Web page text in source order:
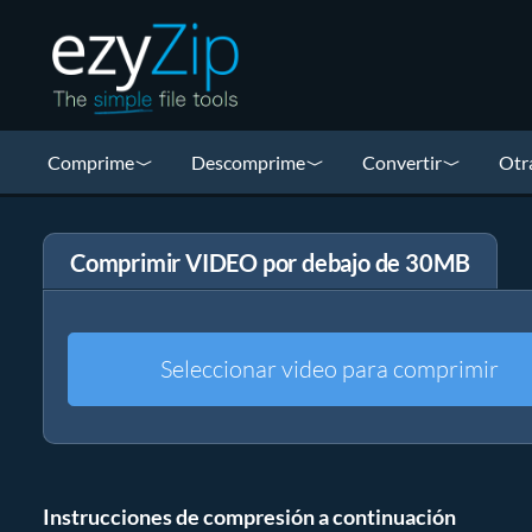
Comprime Descomprime Convertir
Comprimir VIDEO por debajo de 30MB
Seleccionar video para comprimir
Instrucciones de compresión a continuación